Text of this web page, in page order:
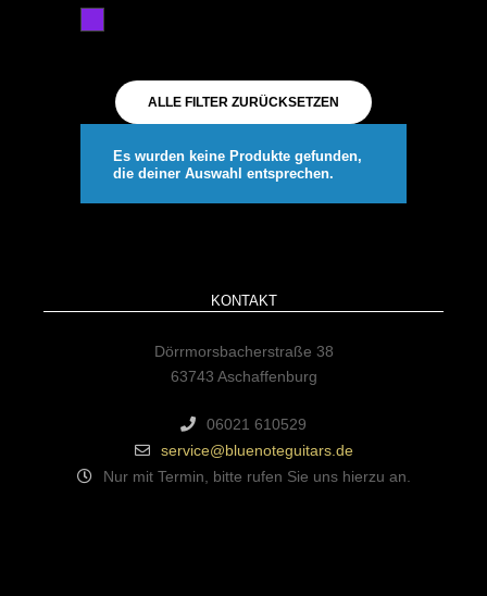
Es wurden keine Produkte gefunden,
die deiner Auswahl entsprechen.
ALLE FILTER ZURÜCKSETZEN
KONTAKT
Dörrmorsbacherstraße 38
63743 Aschaffenburg
06021 610529
service@bluenoteguitars.de
Nur mit Termin, bitte rufen Sie uns hierzu an.